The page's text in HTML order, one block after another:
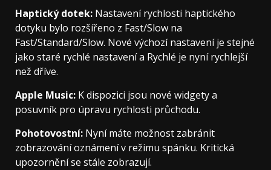
Haptický dotek: Nastavení rychlosti haptického
dotyku bylo rozšířeno z Fast/Slow na
Fast/Standard/Slow. Nové výchozí nastavení je stejné
jako staré rychlé nastavení a Rychlé je nyní rychlejší
než dříve.
Apple Music: K dispozici jsou nové widgety a
posuvník pro úpravu rychlosti průchodu.
Pohotovostní: Nyní máte možnost zabránit
zobrazování oznámení v režimu spánku. Kritická
upozornění se stále zobrazují.